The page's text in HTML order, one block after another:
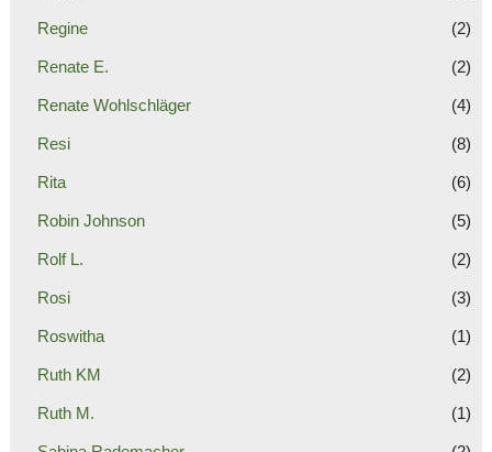
Regine (2)
Renate E. (2)
Renate Wohlschläger (4)
Resi (8)
Rita (6)
Robin Johnson (5)
Rolf L. (2)
Rosi (3)
Roswitha (1)
Ruth KM (2)
Ruth M. (1)